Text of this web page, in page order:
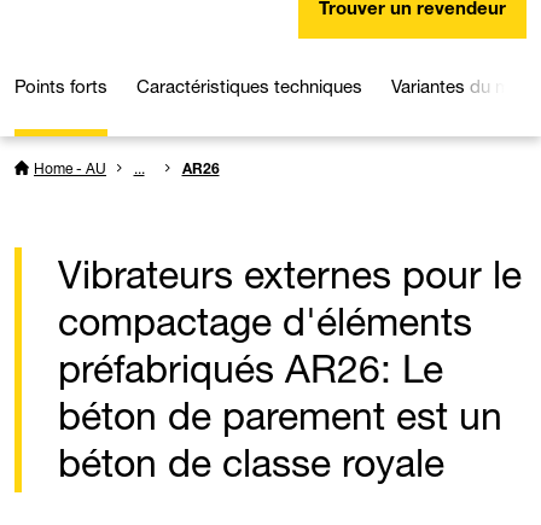
Trouver un revendeur
Points forts Caractéristiques techniques Variantes du
Home - AU ... AR26
Vibrateurs externes pour le
compactage d'éléments
préfabriqués AR26: Le
béton de parement est un
béton de classe royale